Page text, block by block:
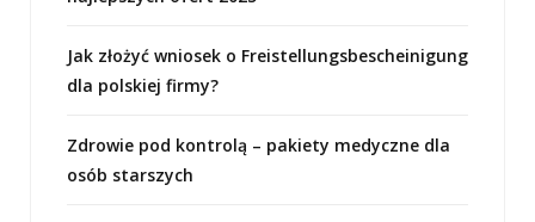
Jak złożyć wniosek o Freistellungsbescheinigung
dla polskiej firmy?
Zdrowie pod kontrolą – pakiety medyczne dla
osób starszych